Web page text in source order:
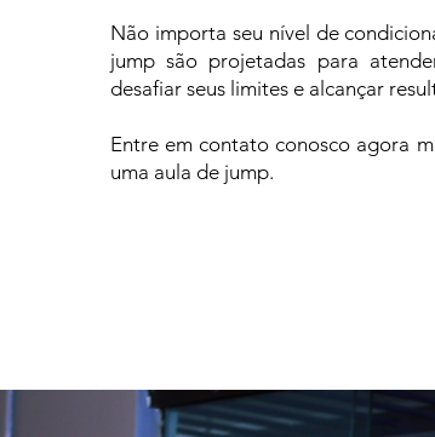
Não importa seu nível de
jump são projetadas para
desafiar seus limites e alcançar
Entre em contato conosco agora
uma aula de jump.